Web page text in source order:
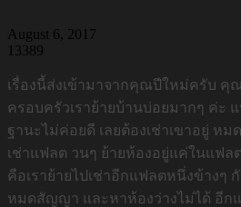
August 6, 2017
13389
เรื่องนี้ส่งเข้ามาจากคุณปีใหม่ครับ คุ
ครอบครัวเราย้ายบ้านบ่อยมากๆ ค่ะ
ฐานะไม่ค่อยดี เลยต้องเช่าเขาอยู่ ห
เช่าแฟลต วนๆ ย้ายห้องอยู่แค่ในแฟล
คือเราย้ายไปเช่าอีกแฟลตหนึ่งข้างๆ
หมดสัญญา และหาห้องว่างไม่ได้ อีก